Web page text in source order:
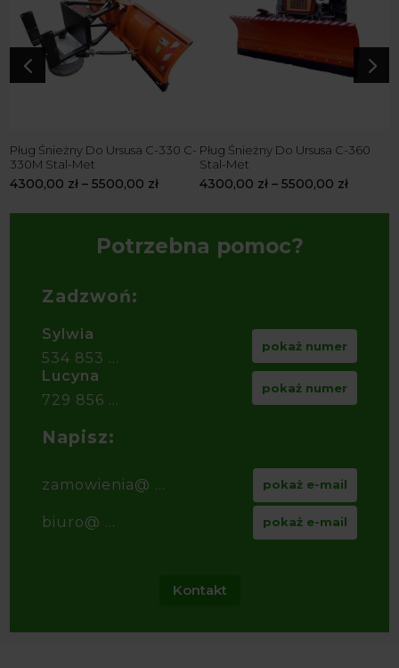
4
Pług Śnieżny Do Ursusa C-330 C-
330M Stal-Met
4300,00 zł –5500,00 zł
Pług Śnieżny Do Ursusa C-360
Stal-Met
4300,00 zł –5500,00 zł
5
Potrzebna pomoc?
Zadzwoń:
Sylwia
534 853 ...
pokaż numer
Lucyna
729 856 ...
pokaż numer
Napisz:
zamowienia@ ... pokaż e-mail
biuro@ ... pokaż e-mail
Kontakt